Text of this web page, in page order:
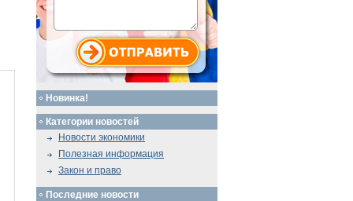
Новинка!
Категории новостей
Новости экономики
Полезная информация
Закон и право
Последние новости